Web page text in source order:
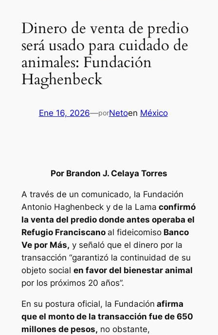
Dinero de venta de predio
será usado para cuidado de
animales: Fundación
Haghenbeck
Ene 16, 2026—porNetoen México
Por Brandon J. Celaya Torres
A través de un comunicado, la Fundación
Antonio Haghenbeck y de la Lama confirmó
la venta del predio donde antes operaba el
Refugio Franciscano al fideicomisoBanco
Ve por Más, y señaló que el dinero por la
transacción “garantizó la continuidad de su
objeto social en favor del bienestar animal
por los próximos 20 años”.
En su postura oficial, la Fundación afirma
que el monto de la transacción fue de 650
millones de pesos, no obstante,